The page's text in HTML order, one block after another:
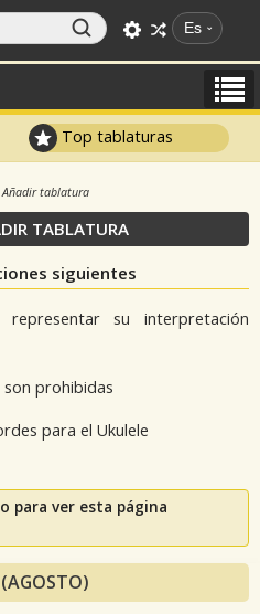
Es
Top tablaturas
Añadir tablatura
TABLATURA
siguientes
su interpretación
prohibidas
para el Ukulele
para ver esta página
(AGOSTO)